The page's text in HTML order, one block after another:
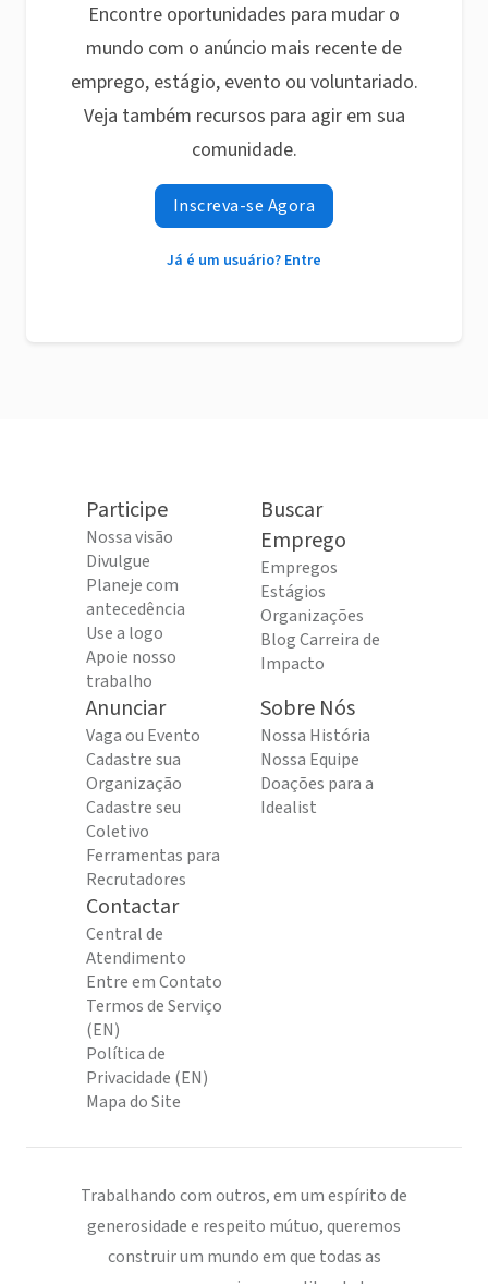
Encontre oportunidades para mudar o
mundo com o anúncio mais recente de
emprego, estágio, evento ou voluntariado.
Veja também recursos para agir em sua
comunidade.
Inscreva-se Agora
Já é um usuário? Entre
Participe
Nossa visão
Divulgue
Planeje com
antecedência
Use a logo
Apoie nosso
trabalho
Buscar
Emprego
Empregos
Estágios
Organizações
Blog Carreira de
Impacto
Anunciar
Vaga ou Evento
Cadastre sua
Organização
Cadastre seu
Coletivo
Ferramentas para
Recrutadores
Sobre Nós
Nossa História
Nossa Equipe
Doações para a
Idealist
Contactar
Central de
Atendimento
Entre em Contato
Termos de Serviço
(EN)
Política de
Privacidade (EN)
Mapa do Site
Trabalhando com outros, em um espírito de
generosidade e respeito mútuo, queremos
construir um mundo em que todas as